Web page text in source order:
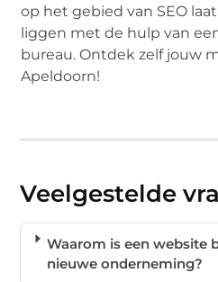
op het gebied van SEO
liggen met de hulp van
bureau. Ontdek zelf jouw
Apeldoorn!
Veelgestelde
Waarom is een website
nieuwe onderneming?